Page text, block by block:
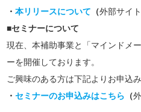
・本リリースについて （外部サイ
■セミナーについて
現在、本補助事業と「マインドメ
ーを開催しております。
ご興味のある方は下記よりお申込
・セミナーのお申込みはこちら （